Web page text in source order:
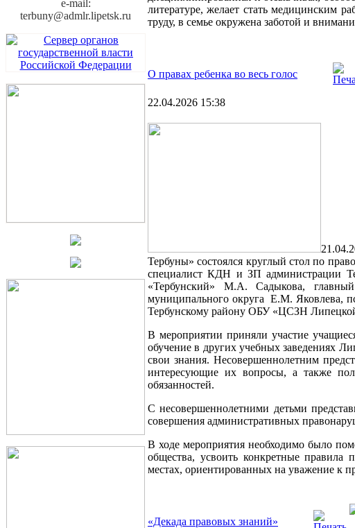
e-mail:
terbuny@admlr.lipetsk.ru
литературе, желает стать медицинским
труду, в семье окружена заботой и
О правах ребенка во весь голос
22.04.2026 15:38
Тербуны» состоялся круглый стол по
специалист КДН и ЗП администрации
«Тербунский» М.А. Садыкова, главный
муниципального округа Е.М. Яковлева,
Тербунскому району ОБУ «ЦСЗН
В мероприятии приняли участие
обучение в других учебных заведениях
свои знания. Несовершеннолетним
интересующие их вопросы, а также
обязанностей.
С несовершеннолетними детьми
совершения административных
В ходе мероприятия необходимо было
общества, усвоить конкретные
местах, ориентированных на уважение к
«Декада правовых знаний»